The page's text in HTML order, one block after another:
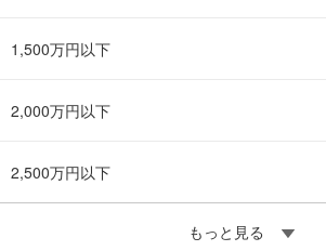
1,500万円以下
2,000万円以下
2,500万円以下
もっと見る